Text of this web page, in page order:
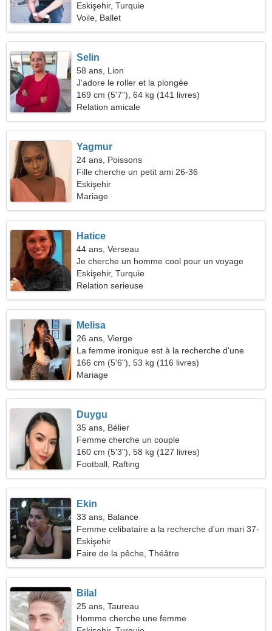
Eskişehir, Turquie
Voile, Ballet
Selin
58 ans, Lion
J'adore le roller et la plongée
169 cm (5'7"), 64 kg (141 livres)
Relation amicale
Yagmur
24 ans, Poissons
Fille cherche un petit ami 26-36
Eskişehir
Mariage
Hatice
44 ans, Verseau
Je cherche un homme cool pour un voyage
commun
Eskişehir, Turquie
Relation serieuse
Melisa
26 ans, Vierge
La femme ironique est à la recherche d'une
relation durable
166 cm (5'6"), 53 kg (116 livres)
Mariage
Duygu
35 ans, Bélier
Femme cherche un couple
160 cm (5'3"), 58 kg (127 livres)
Football, Rafting
Ekin
33 ans, Balance
Femme celibataire a la recherche d'un mari 37-
40
Eskişehir
Faire de la pêche, Théâtre
Bilal
25 ans, Taureau
Homme cherche une femme